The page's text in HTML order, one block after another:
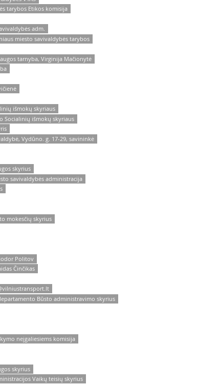
tarybos Etikos komisija
adm.
miesto savivaldybės tarybos
tarnyba, Virginija Mačionytė
išmokų skyriaus
Socialinių išmokų skyriaus
Vydūno. g. 17-29, savininkė
skyrius
savivaldybės administracija
mokesčių skyrius
Politov
Činčikas
Būsto administravimo skyrius
neįgaliesiems komisija
skyrius
Vaikų teisių skyrius